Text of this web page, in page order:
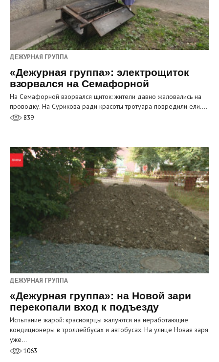
ДЕЖУРНАЯ ГРУППА
«Дежурная группа»: электрощиток
взорвался на Семафорной
На Семафорной взорвался щиток: жители давно жаловались на
проводку. На Сурикова ради красоты тротуара повредили ели.…
839
ДЕЖУРНАЯ ГРУППА
«Дежурная группа»: на Новой зари
перекопали вход к подъезду
Испытание жарой: красноярцы жалуются на неработающие
кондиционеры в троллейбусах и автобусах. На улице Новая заря
уже…
1063